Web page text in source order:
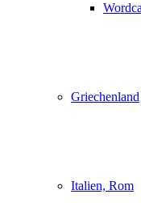
Griechenland
Italien, Rom